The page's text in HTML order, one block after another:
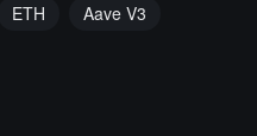
ETH
Aave V3